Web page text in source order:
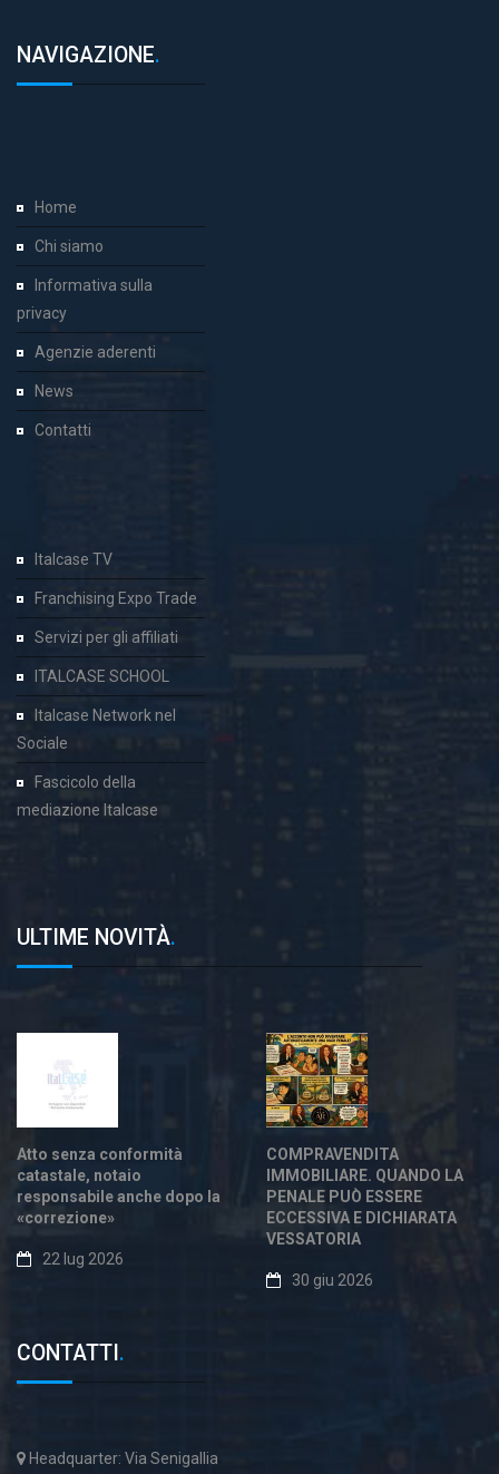
NAVIGAZIONE.
Home
Chi siamo
Informativa sulla
privacy
Agenzie aderenti
News
Contatti
Italcase TV
Franchising Expo Trade
Servizi per gli affiliati
ITALCASE SCHOOL
Italcase Network nel
Sociale
Fascicolo della
mediazione Italcase
ULTIME NOVITÀ.
Atto senza conformità
catastale, notaio
responsabile anche dopo la
«correzione»
22 lug 2026
COMPRAVENDITA
IMMOBILIARE. QUANDO LA
PENALE PUÒ ESSERE
ECCESSIVA E DICHIARATA
VESSATORIA
30 giu 2026
CONTATTI .
Headquarter: Via Senigallia